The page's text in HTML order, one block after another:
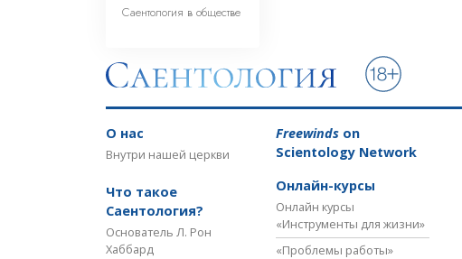
Саентология в обществе
О нас
Внутри нашей церкви
Что такое
Саентология?
Основатель Л. Рон
Хаббард
Freewinds on
Scientology Network
Онлайн-курсы
Онлайн курсы
«Инструменты для жизни»
«Проблемы работы»